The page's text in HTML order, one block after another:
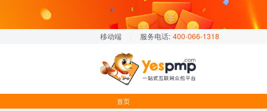
移动端 服务电话: 400-066-1318
首页